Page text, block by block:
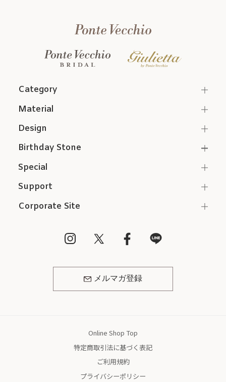
Category
Support
Corporate Site
メルマガ登録
Material
Design
Birthday Stone
Special
Online Shop Top
特定商取引法に基づく表記
ご利用規約
プライバシーポリシー